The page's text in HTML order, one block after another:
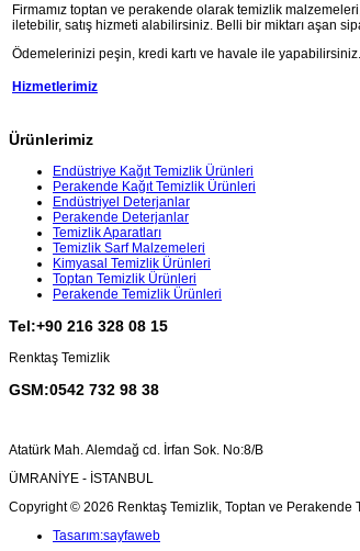
Firmamız toptan ve perakende olarak temizlik
iletebilir, satış hizmeti alabilirsiniz. Belli bir miktarı aşan
Ödemelerinizi peşin, kredi kartı ve havale ile yapabilirsiniz...
Hizmetlerimiz
Ürünlerimiz
Endüstriye Kağıt Temizlik Ürünleri
Perakende Kağıt Temizlik Ürünleri
Endüstriyel Deterjanlar
Perakende Deterjanlar
Temizlik Aparatları
Temizlik Sarf Malzemeleri
Kimyasal Temizlik Ürünleri
Toptan Temizlik Ürünleri
Perakende Temizlik Ürünleri
Tel:+90 216 328 08 15
Renktaş Temizlik
GSM:0542 732 98 38
Atatürk Mah. Alemdağ cd. İrfan Sok. No:8/B
ÜMRANİYE - İSTANBUL
Copyright © 2026 Renktaş Temizlik, Toptan ve
Tasarım:sayfaweb